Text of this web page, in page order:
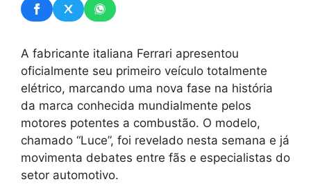
A fabricante italiana Ferrari apresentou
oficialmente seu primeiro veículo totalmente
elétrico, marcando uma nova fase na história
da marca conhecida mundialmente pelos
motores potentes a combustão. O modelo,
chamado “Luce”, foi revelado nesta semana e já
movimenta debates entre fãs e especialistas do
setor automotivo.